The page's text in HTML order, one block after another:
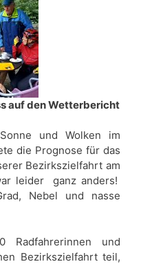
auf den Wetterbericht
und Wolken im
die Prognose für das
Bezirkszielfahrt am
leider ganz anders!
Nebel und nasse
Radfahrerinnen und
Bezirkszielfahrt teil,